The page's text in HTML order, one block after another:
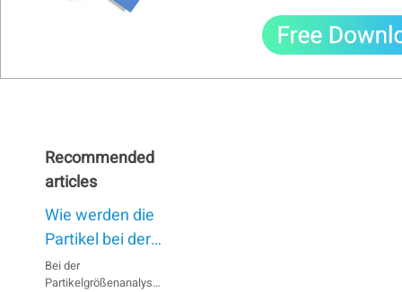
Recommended
articles
Wie werden die
Partikel bei der
Nassmethode
Bei der
Partikelgrößenanalyse